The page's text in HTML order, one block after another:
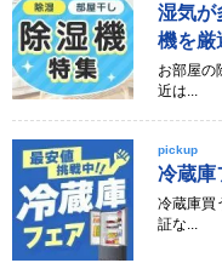
湿気が
機を厳
お部屋の
近は...
pickup
冷蔵庫
冷蔵庫買
証な...